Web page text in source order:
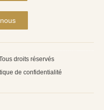
droits réservés
de confidentialité